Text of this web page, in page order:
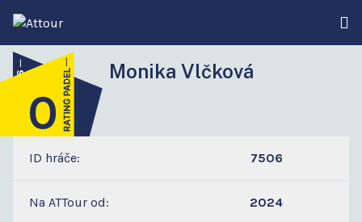
Monika Vlčková
0
0
ID hráče: 7506
Na ATTour od: 2024